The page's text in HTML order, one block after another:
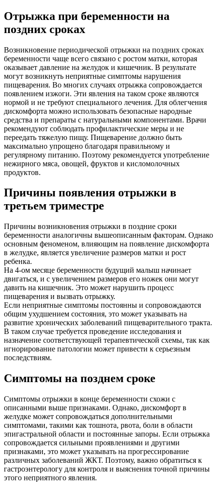
Отрыжка при беременности на
поздних сроках
Возникновение периодической отрыжки на поздних сроках
беременности чаще всего связано с ростом матки, которая
оказывает давление на желудок и кишечник. В результате
могут возникнуть неприятные симптомы нарушения
пищеварения. Во многих случаях отрыжка сопровождается
появлением изжоги. Эти явления на таком сроке являются
нормой и не требуют специального лечения. Для облегчения
дискомфорта можно использовать безопасные народные
средства и препараты с натуральными компонентами. Врачи
рекомендуют соблюдать профилактические меры и не
переедать тяжелую пищу. Пищеварение должно быть
максимально упрощено благодаря правильному и
регулярному питанию. Поэтому рекомендуется употребление
нежирного мяса, овощей, фруктов и кисломолочных
продуктов.
Причины появления отрыжки в
третьем триместре
Причины возникновения отрыжки в поздние сроки
беременности аналогичны вышеописанным факторам. Однако
основным феноменом, влияющим на появление дискомфорта
в желудке, является увеличение размеров матки и рост
ребенка.
На 4-ом месяце беременности будущий малыш начинает
двигаться, и с увеличением размеров его ножек они могут
давить на кишечник. Это может нарушить процесс
пищеварения и вызвать отрыжку.
Если неприятные симптомы постоянны и сопровождаются
общим ухудшением состояния, это может указывать на
развитие хронических заболеваний пищеварительного тракта.
В таком случае требуется проведение исследования и
назначение соответствующей терапевтической схемы, так как
игнорирование патологии может привести к серьезным
последствиям.
Симптомы на позднем сроке
Симптомы отрыжки в конце беременности схожи с
описанными выше признаками. Однако, дискомфорт в
желудке может сопровождаться дополнительными
симптомами, такими как тошнота, рвота, боли в области
эпигастральной области и постоянные запоры. Если отрыжка
сопровождается сильными проявлениями и другими
признаками, это может указывать на прогрессирование
различных заболеваний ЖКТ. Поэтому, важно обратиться к
гастроэнтерологу для контроля и выяснения точной причины
этого неприятного явления.